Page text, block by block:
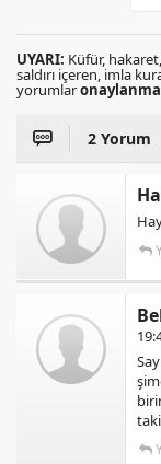
UYARI: Küfür,
saldırı içeren, imla
yorumlar
2 Yorum